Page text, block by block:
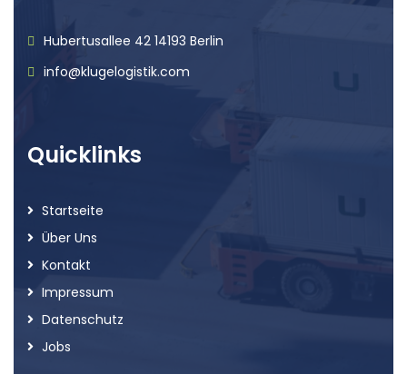
Hubertusallee 42 14193 Berlin
info@klugelogistik.com
Quicklinks
Startseite
Über Uns
Kontakt
Impressum
Datenschutz
Jobs